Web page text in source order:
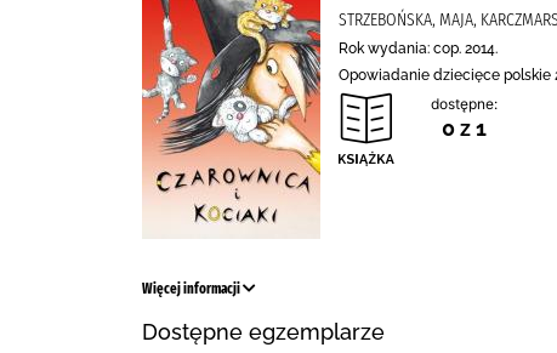
STRZEBOŃSKA, MAJA,
Rok wydania: cop. 2014.
Opowiadanie dziecięce polskie
dostępne:
0 z 1
Więcej informacji
Dostępne egzemplarze